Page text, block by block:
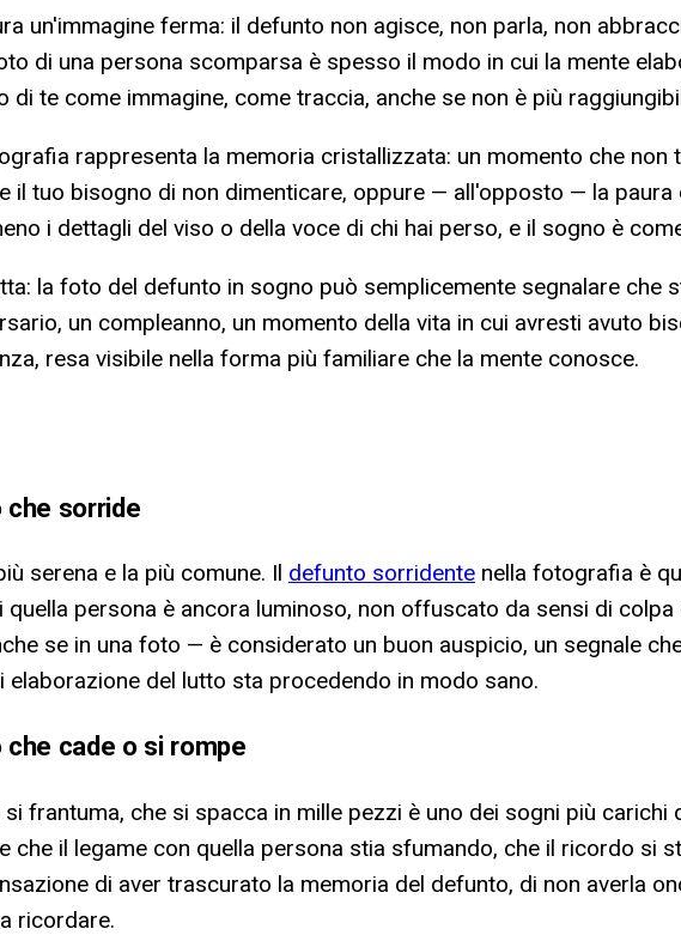
un'immagine ferma: il defunto non agisce, non parla, non
di una persona scomparsa è spesso il modo in cui la mente
te come immagine, come traccia, anche se non è più
rappresenta la memoria cristallizzata: un momento che non
il tuo bisogno di non dimenticare, oppure — all'opposto — la
i dettagli del viso o della voce di chi hai perso, e il sogno è
la foto del defunto in sogno può semplicemente segnalare che
un compleanno, un momento della vita in cui avresti avuto
resa visibile nella forma più familiare che la mente conosce.
che sorride
serena e la più comune. Il defunto sorridente nella fotografia è
persona è ancora luminoso, non offuscato da sensi di
se in una foto — è considerato un buon auspicio, un segnale
del lutto sta procedendo in modo sano.
cade o si rompe
frantuma, che si spacca in mille pezzi è uno dei sogni più
che il legame con quella persona stia sfumando, che il ricordo si
di aver trascurato la memoria del defunto, di non averla
ricordare.